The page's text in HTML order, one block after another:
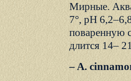
Мирные.
7°, рН
поваренную
длится 14–
– A.